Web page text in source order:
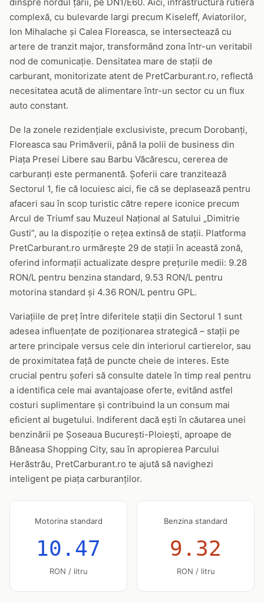
complexă, cu bulevarde largi precum Kiseleff, Aviatorilor,
Ion Mihalache și Calea Floreasca, se intersectează cu
artere de tranzit major, transformând zona într-un veritabil
nod de comunicație. Densitatea mare de stații de
carburant, monitorizate atent de PretCarburant.ro, reflectă
necesitatea acută de alimentare într-un sector cu un flux
auto constant.
De la zonele rezidențiale exclusiviste, precum Dorobanți,
Floreasca sau Primăverii, până la polii de business din
Piața Presei Libere sau Barbu Văcărescu, cererea de
carburanți este permanentă. Șoferii care tranzitează
Sectorul 1, fie că locuiesc aici, fie că se deplasează pentru
afaceri sau în scop turistic către repere iconice precum
Arcul de Triumf sau Muzeul Național al Satului „Dimitrie
Gusti”, au la dispoziție o rețea extinsă de stații. Platforma
PretCarburant.ro urmărește 29 de stații în această zonă,
oferind informații actualizate despre prețurile medii: 9.28
RON/L pentru benzina standard, 9.53 RON/L pentru
motorina standard și 4.36 RON/L pentru GPL.
Variațiile de preț între diferitele stații din Sectorul 1 sunt
adesea influențate de poziționarea strategică – stații pe
artere principale versus cele din interiorul cartierelor, sau
de proximitatea față de puncte cheie de interes. Este
crucial pentru șoferi să consulte datele în timp real pentru
a identifica cele mai avantajoase oferte, evitând astfel
costuri suplimentare și contribuind la un consum mai
eficient al bugetului. Indiferent dacă ești în căutarea unei
benzinării pe Șoseaua București-Ploiești, aproape de
Băneasa Shopping City, sau în apropierea Parcului
Herăstrău, PretCarburant.ro te ajută să navighezi
inteligent pe piața carburanților.
Motorina standard
10.47
RON / litru
Benzina standard
9.32
RON / litru